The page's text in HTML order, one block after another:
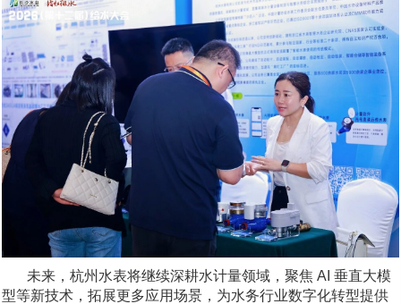
未来，杭州水表将继续深耕水计量领域，聚焦 AI 垂直大模
型等新技术，拓展更多应用场景，为水务行业数字化转型提供